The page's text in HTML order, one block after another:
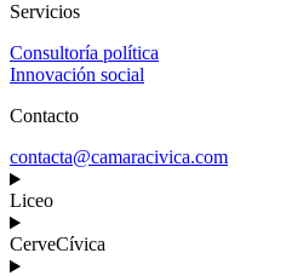
Servicios
Consultoría política
Innovación social
Contacto
contacta@camaracivica.com
Liceo
CerveCívica